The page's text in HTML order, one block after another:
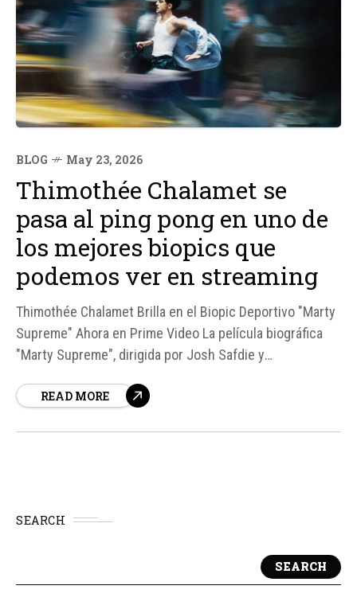
BLOG May 23, 2026
Thimothée Chalamet se
pasa al ping pong en uno de
los mejores biopics que
podemos ver en streaming
Thimothée Chalamet Brilla en el Biopic Deportivo "Marty
Supreme" Ahora en Prime Video La película biográfica
"Marty Supreme", dirigida por Josh Safdie y
ser un éxito tanto en taquilla como en streaming. A
READ MORE
SEARCH
SEARCH